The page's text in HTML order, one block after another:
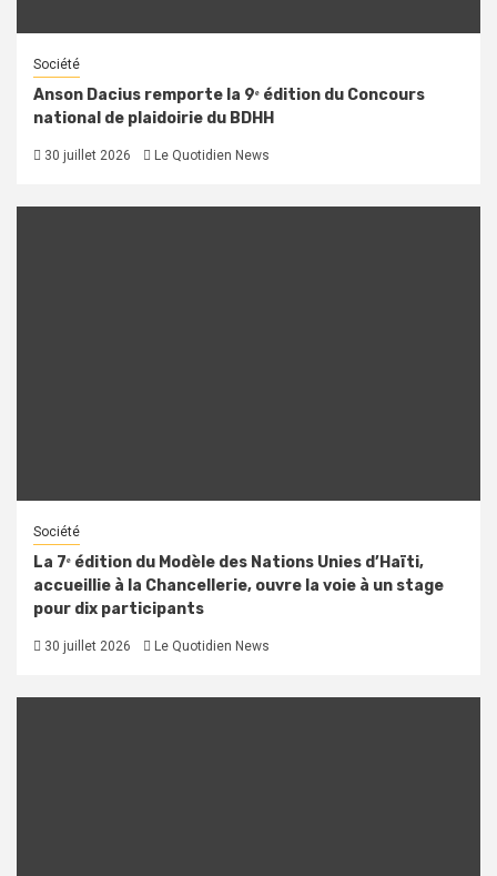
Société
Anson Dacius remporte la 9ᵉ édition du Concours
national de plaidoirie du BDHH
30 juillet 2026 Le Quotidien News
Société
La 7ᵉ édition du Modèle des Nations Unies d’Haïti,
accueillie à la Chancellerie, ouvre la voie à un stage
pour dix participants
30 juillet 2026 Le Quotidien News